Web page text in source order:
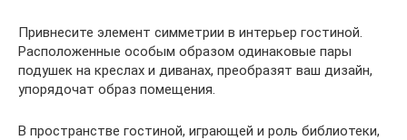
Привнесите элемент симметрии в интерьер гостиной.
Расположенные особым образом одинаковые пары
подушек на креслах и диванах, преобразят ваш дизайн,
упорядочат образ помещения.
В пространстве гостиной, играющей и роль библиотеки,